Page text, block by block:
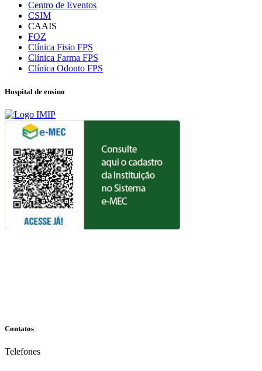
Centro de Eventos
CSIM
CAAIS
FOZ
Clínica Fisio FPS
Clínica Farma FPS
Clínica Odonto FPS
Hospital de ensino
Contatos
Telefones